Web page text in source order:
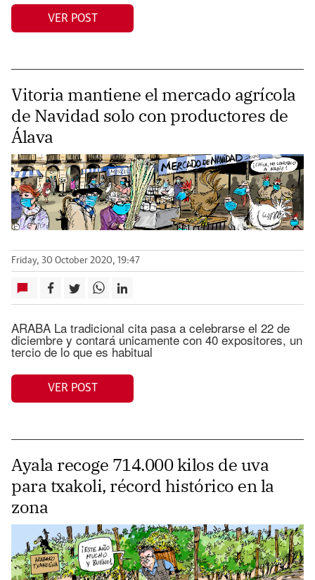
VER POST
Vitoria mantiene el mercado agrícola
de Navidad solo con productores de
Álava
Friday, 30 October 2020, 19:47
ARABA La tradicional cita pasa a celebrarse el 22 de
diciembre y contará unicamente con 40 expositores, un
tercio de lo que es habitual
VER POST
Ayala recoge 714.000 kilos de uva
para txakoli, récord histórico en la
zona